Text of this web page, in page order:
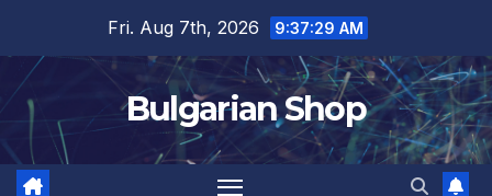
content
Fri. Aug 7th, 2026 9:37:30 AM
Bulgarian Shop